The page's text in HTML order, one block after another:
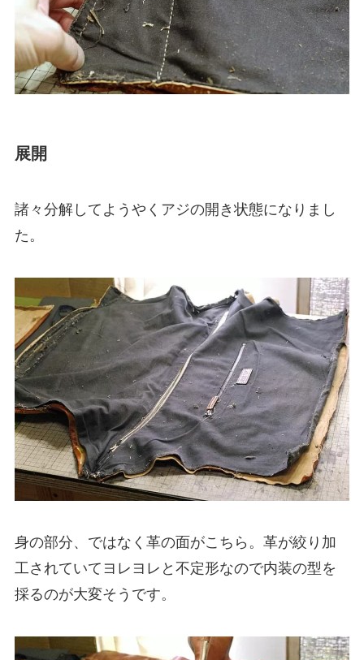
展開
諸々分解してようやくアジの開き状態になりまし
た。
身の部分、ではなく革の面がこちら。革が絞り加
工されていてヨレヨレと不定形なので内装の型を
採るのが大変そうです。